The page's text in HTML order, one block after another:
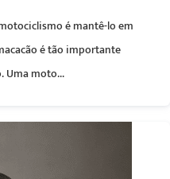
é mantê-lo em
é tão importante
Uma moto...